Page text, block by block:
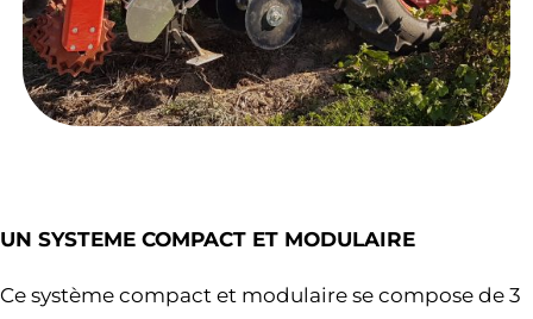
UN SYSTEME COMPACT ET MODULAIRE
Ce système compact et modulaire se compose de 3